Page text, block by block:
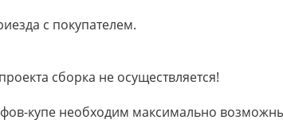
с покупателем.
сборка не осуществляется!
купе необходим максимально